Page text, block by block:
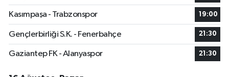
Kasımpaşa - Trabzonspor 19:00
Gençlerbirliği S.K. - Fenerbahçe 21:30
Gaziantep FK - Alanyaspor 21:30